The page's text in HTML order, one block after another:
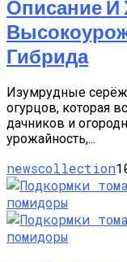
Описание И
Гибрида
Изумрудные
огурцов, которая
дачников и
урожайность,...
newscollection